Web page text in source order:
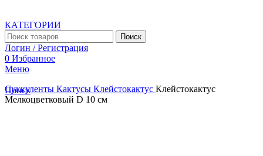
КАТЕГОРИИ
Поиск
Логин / Регистрация
0 Избранное
Меню
Поиск
Суккуленты Кактусы Клейстокактус Клейстокактус
Мелкоцветковый D 10 см